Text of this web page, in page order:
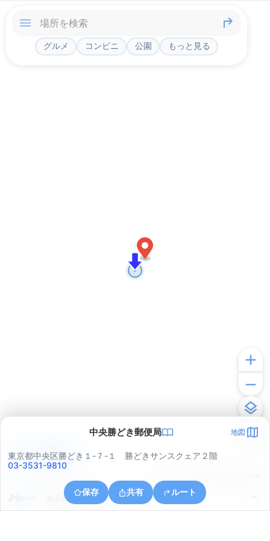
グルメ コンビニ 公園 もっと見る
中央勝どき郵便局 地図
東京都中央区勝どき１-７-１ 勝どきサンスクェア２階
03-3531-9810
保存 共有 ルート
東京都港区海岸３丁目３３
アプリで見る